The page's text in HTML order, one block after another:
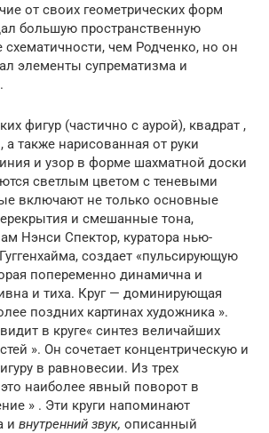
от своих геометрических форм
большую пространственную
схематичности, чем Родченко, но он
элементы супрематизма и
фигур (частично с аурой), квадрат ,
а также нарисованная от руки
и узор в форме шахматной доски
светлым цветом с теневыми
включают не только основные
и смешанные тона,
Нэнси Спектор, куратора нью-
создает «пульсирующую
попеременно динамична и
и тиха. Круг — доминирующая
поздних картинах художника ».
в круге« синтез величайших
». Он сочетает концентрическую и
в равновесии. Из трех
наиболее явный поворот в
» . Эти круги напоминают
и внутренний звук, описанный